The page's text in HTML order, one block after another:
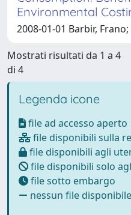
Environmental
2008-01-01 Barbir,
Mostrati risultati da 1 a 4
di 4
Legenda icone
file ad accesso aperto
file disponibili sulla
file disponibili agli
file disponibili solo
file sotto embargo
nessun file disponibile